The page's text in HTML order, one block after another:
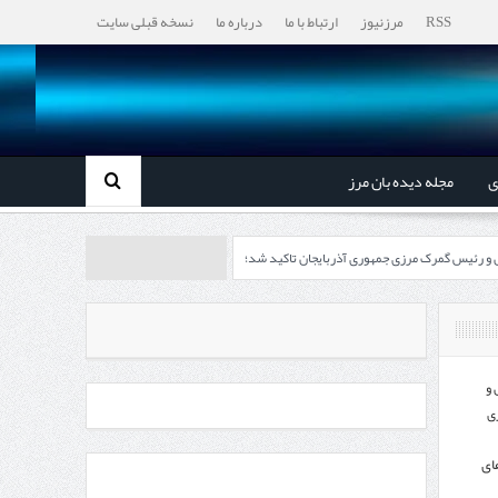
RSS مرزنیوز ارتباط با ما درباره ما نسخه قبلی سایت
مجله دیده بان مرز
و رئیس گمرک مرزی جمهوری آذربایجان تاکید شد؛
ایران و جمهوری آذربایجان ضرورت دارد
گردشگری و صنایع دستی از استاندار اردبیل
اردبیل و مدیرعامل بانک سینا محقق شد؛
و